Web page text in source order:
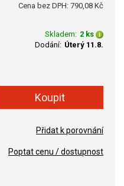
Cena bez DPH: 790,08 Kč
Skladem: 2 ks
Dodání: Úterý 11.8.
Přidat k porovnání
Poptat cenu / dostupnost